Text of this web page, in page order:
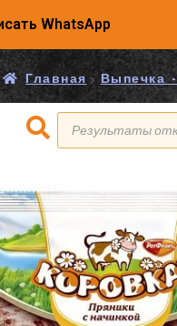
WhatsApp
Главная